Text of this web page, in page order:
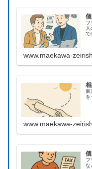
フ
で
www.maekawa-
東
を
www.maekawa-
フ
な